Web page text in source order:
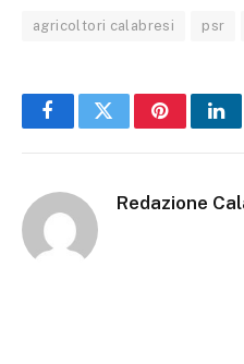
agricoltori calabresi psr
FacebookTwitterPinterest
Redazione